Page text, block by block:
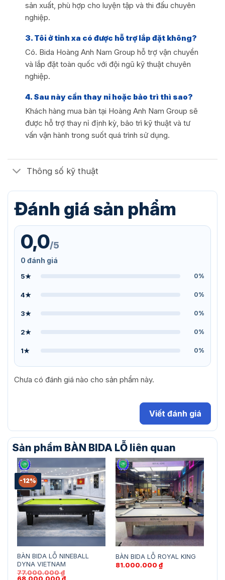
sản xuất, phù hợp cho luyện tập và thi đấu chuyên
nghiệp.
3. Tôi ở tỉnh xa có được hỗ trợ lắp đặt không?
Có. Bida Hoàng Anh Nam Group hỗ trợ vận chuyển
và lắp đặt toàn quốc với đội ngũ kỹ thuật chuyên
nghiệp.
4. Sau này cần thay nỉ hoặc bảo trì thì sao?
Khách hàng mua bàn tại Hoàng Anh Nam Group sẽ
được hỗ trợ thay nỉ định kỳ, bảo trì kỹ thuật và tư
vấn vận hành trong suốt quá trình sử dụng.
Thông số kỹ thuật
Đánh giá sản phẩm
0,0/5
0 đánh giá
5★ 0%
4★ 0%
3★ 0%
2★ 0%
1★ 0%
Chưa có đánh giá nào cho sản phẩm này.
Viết đánh giá
Sản phẩm BÀN BIDA LỖ liên quan
-12%
BÀN BIDA LỖ NINEBALL
DYNA VIETNAM
77.000.000₫
Giá
Giá
BÀN BIDA LỖ ROYAL KING
81.000.000 ₫